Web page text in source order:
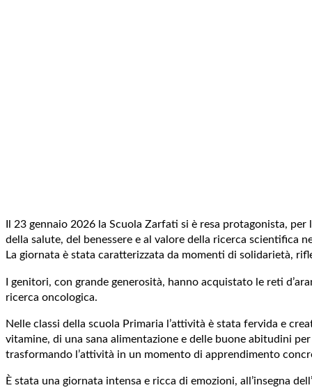
Il 23 gennaio 2026 la Scuola Zarfati si è resa protagonista,
della salute, del benessere e al valore della ricerca scientifica
La giornata è stata caratterizzata da momenti di solidarietà,
I genitori, con grande generosità, hanno acquistato le reti
ricerca oncologica.
Nelle classi della scuola Primaria l’attività è stata fervida e
vitamine, di una sana alimentazione e delle buone abitudini
trasformando l’attività in un momento di apprendimento
È stata una giornata intensa e ricca di emozioni, all’insegna